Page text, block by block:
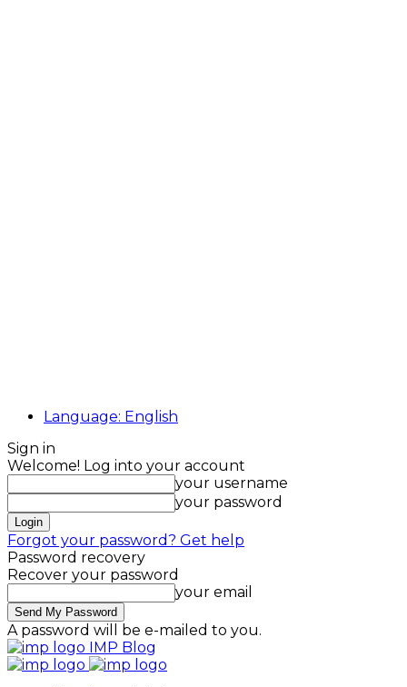
Language: English
Sign in
Welcome! Log into your account
your username
your password
Forgot your password? Get help
Password recovery
Recover your password
your email
A password will be e-mailed to you.
IMP Blog